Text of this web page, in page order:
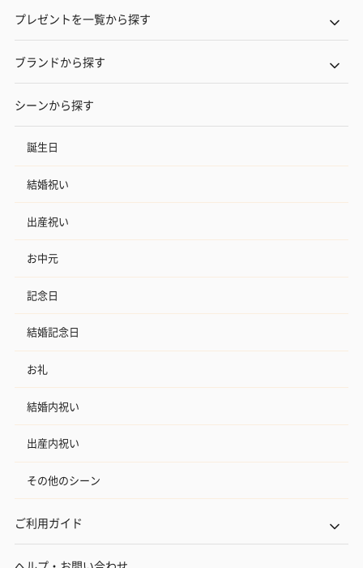
結婚祝い（御結婚御
祝）（110円）
出産祝い（御出産御
内祝い_蝶結
結婚祝いギフトへの＋αにおすすめです。新生活を彩るギフトオプ
商品と同梱してお届けいたします。
ブライダルロリポップ
ドレス（いちご味)
（1,122円）
タキシード（コーラ味)
（2,420円）
生花
※9-15時にご注文いただく場合、最短のお届け可能日が通常より
も1日遅くなります。
プレゼントを一覧から探す
ブランドから探す
シーンから探す
誕生日
結婚祝い
出産祝い
お中元
記念日
結婚記念日
お礼
結婚内祝い
出産内祝い
その他のシーン
ご利用ガイド